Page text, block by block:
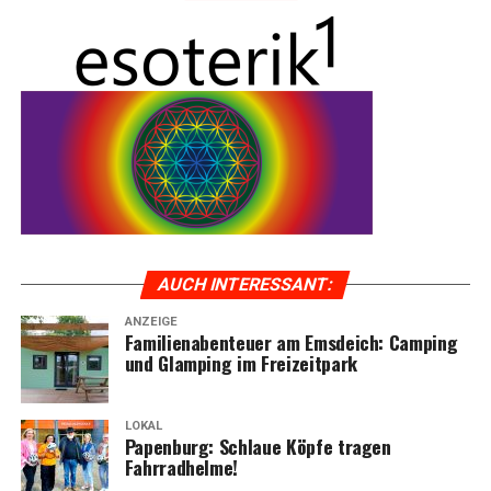
Kalk­hoff Händ­ler Emsland
AUCH INTER­ES­SANT:
ANZEIGE
Fami­li­en­aben­teu­er am Ems­deich: Cam­ping
und Glam­ping im Freizeitpark
LOKAL
Papen­burg: Schlaue Köp­fe tra­gen
Fahrradhelme!